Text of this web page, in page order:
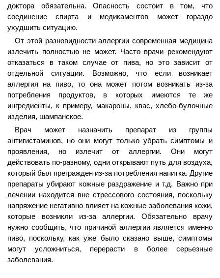
доктора обязательна. Опасность состоит в том, что
соединение спирта и медикаментов может гораздо
ухудшить ситуацию.
От этой разновидности аллергии современная медицина
излечить полностью не может. Часто врачи рекомендуют
отказаться в таком случае от пива, но это зависит от
отдельной ситуации. Возможно, что если возникает
аллергия на пиво, то она может потом возникать из-за
потребления продуктов, в которых имеются те же
ингредиенты, к примеру, макароны, квас, хлебо-булочные
изделия, шампанское.
Врач может назначить препарат из группы
антигистаминов, но они могут только убрать симптомы и
проявления, но излечит от аллергии. Они могут
действовать по-разному, одни открывают путь для воздуха,
который был прегражден из-за потребления напитка. Другие
препараты убирают кожные раздражение и т.д. Важно при
лечении находится вне стрессового состояния, поскольку
напряжение негативно влияет на кожные заболевания кожи,
которые возникли из-за аллергии. Обязательно врачу
нужно сообщить, что причиной аллергии является именно
пиво, поскольку, как уже было сказано выше, симптомы
могут усложниться, перерасти в более серьезные
заболевания.